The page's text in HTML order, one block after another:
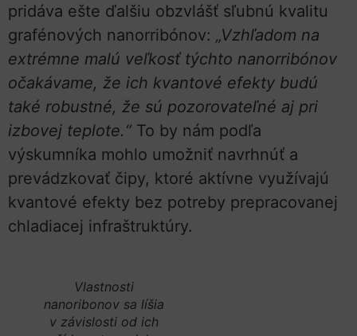
pridáva ešte ďalšiu obzvlášť sľubnú kvalitu
grafénových nanorribónov: „Vzhľadom na
extrémne malú veľkosť týchto nanorribónov
očakávame, že ich kvantové efekty budú
také robustné, že sú pozorovateľné aj pri
izbovej teplote.“ To by nám podľa
výskumníka mohlo umožniť navrhnúť a
prevádzkovať čipy, ktoré aktívne využívajú
kvantové efekty bez potreby prepracovanej
chladiacej infraštruktúry.
Vlastnosti
nanoribonov sa líšia
v závislosti od ich